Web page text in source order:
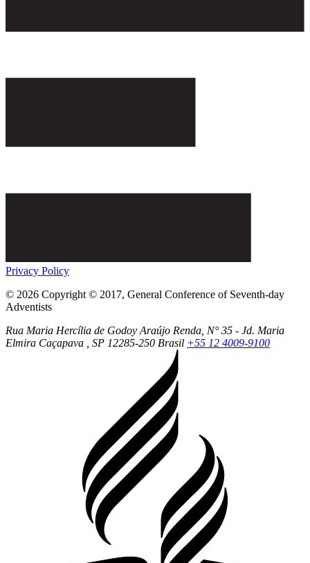
Privacy Policy
© 2026 Copyright © 2017, General Conference of Seventh-day
Adventists
Rua Maria Hercília de Godoy Araújo Renda, N° 35 - Jd. Maria
Elmira Caçapava , SP 12285-250 Brasil +55 12 4009-9100